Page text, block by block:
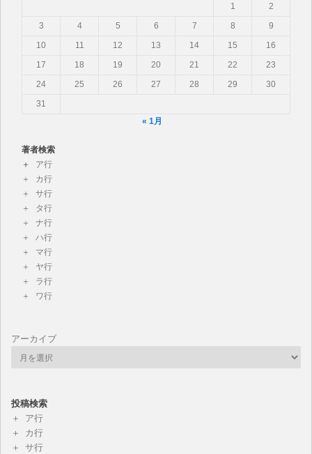
1
2
3
4 5 6 7 8
9
10
11 12 13 14 15
16
17
18 19 20 21 22
23
24
25 26 27 28 29
30
31
« 1月
著者検索
ア行
カ行
サ行
タ行
ナ行
ハ行
マ行
ヤ行
ラ行
ワ行
アーカイブ
投稿検索
ア行
カ行
サ行